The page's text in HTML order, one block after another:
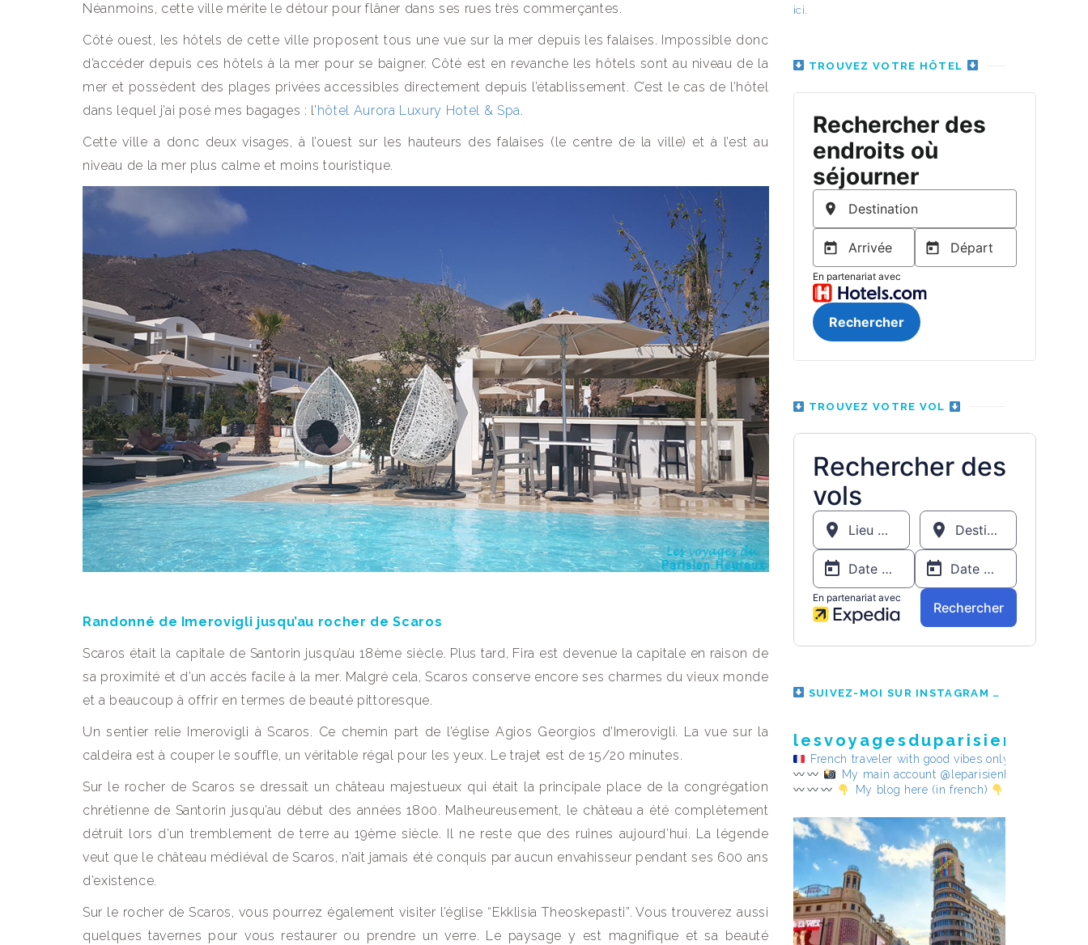
Néanmoins, cette ville mérite le détour pour flâner dans ses rues très commerçantes.
Côté ouest, les hôtels de cette ville proposent tous une vue sur la mer depuis les falaises. Impossible donc
d’accéder depuis ces hôtels à la mer pour se baigner. Côté est en revanche les hôtels sont au niveau de la
mer et possèdent des plages privées accessibles directement depuis l’établissement. C’est le cas de l’hôtel
dans lequel j’ai posé mes bagages : l’hôtel Aurora Luxury Hotel & Spa.
Cette ville a donc deux visages, à l’ouest sur les hauteurs des falaises (le centre de la ville) et à l’est au
niveau de la mer plus calme et moins touristique.
Randonné de Imerovigli jusqu’au rocher de Scaros
Scaros était la capitale de Santorin jusqu’au 18ème siècle. Plus tard, Fira est devenue la capitale en raison de
sa proximité et d’un accès facile à la mer. Malgré cela, Scaros conserve encore ses charmes du vieux monde
et a beaucoup à offrir en termes de beauté pittoresque.
Un sentier relie Imerovigli à Scaros. Ce chemin part de l’église Agios Georgios d’Imerovigli. La vue sur la
caldeira est à couper le souffle, un véritable régal pour les yeux. Le trajet est de 15/20 minutes.
Sur le rocher de Scaros se dressait un château majestueux qui était la principale place de la congrégation
chrétienne de Santorin jusqu’au début des années 1800. Malheureusement, le château a été complètement
détruit lors d’un tremblement de terre au 19ème siècle. Il ne reste que des ruines aujourd’hui. La légende
veut que le château médiéval de Scaros, n’ait jamais été conquis par aucun envahisseur pendant ses 600 ans
d’existence.
Sur le rocher de Scaros, vous pourrez également visiter l’église “Ekklisia Theoskepasti”. Vous trouverez aussi
quelques tavernes pour vous restaurer ou prendre un verre. Le paysage y est magnifique et sa beauté
ici.
TROUVEZ VOTRE HÔTEL
TROUVEZ VOTRE VOL
SUIVEZ-MOI SUR INSTAGRAM
French traveler with good vibes only
My main account @leparisienheureux
My blog here (in french)